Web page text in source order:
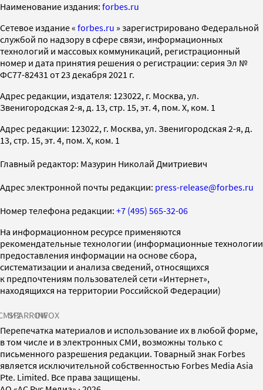
Наименование издания: forbes.ru
Cетевое издание « forbes.ru » зарегистрировано Федеральной
службой по надзору в сфере связи, информационных
технологий и массовых коммуникаций, регистрационный
номер и дата принятия решения о регистрации: серия Эл №
ФС77-82431 от 23 декабря 2021 г.
Адрес редакции, издателя: 123022, г. Москва, ул.
Звенигородская 2-я, д. 13, стр. 15, эт. 4, пом. X, ком. 1
Адрес редакции: 123022, г. Москва, ул. Звенигородская 2-я, д.
13, стр. 15, эт. 4, пом. X, ком. 1
Главный редактор: Мазурин Николай Дмитриевич
Адрес электронной почты редакции: press-release@forbes.ru
Номер телефона редакции: +7 (495) 565-32-06
На информационном ресурсе применяются
рекомендательные технологии (информационные технологии
предоставления информации на основе сбора,
систематизации и анализа сведений, относящихся
к предпочтениям пользователей сети «Интернет»,
находящихся на территории Российской Федерации)
SPARROWINFOX
Перепечатка материалов и использование их в любой форме,
в том числе и в электронных СМИ, возможны только с
письменного разрешения редакции. Товарный знак Forbes
является исключительной собственностью Forbes Media Asia
Pte. Limited. Все права защищены.